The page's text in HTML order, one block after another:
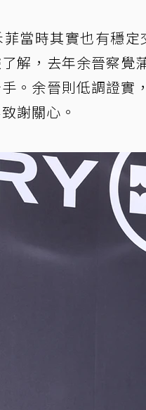
當時其實也有穩
解，去年余晉察覺
。余晉則低調證實
謝關心。